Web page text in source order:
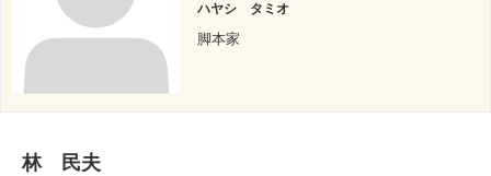
ハヤシ タミオ
脚本家
林 民夫